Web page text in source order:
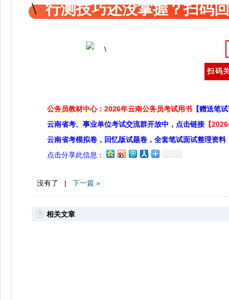
行测技巧还没掌握？扫码
扫码
公务员教材中心：2026年云南公务员考试用书 【赠送笔
云南省考、事业单位考试交流群开放中，点击链接 【
云南省考模拟卷，回忆版试题卷，全套笔试面试整理资料
点击分享此信息：
没有了 | 下一篇 »
相关文章